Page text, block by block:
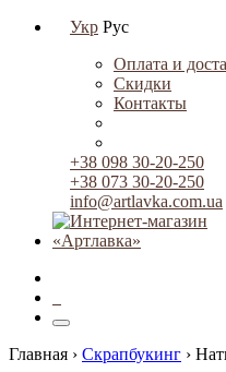
Укр Рус
Оплата и
Скидки
Контакты
+38 098 30-20-250
+38 073 30-20-250
info@artlavka.com.ua
Главная › Скрапбукинг ›